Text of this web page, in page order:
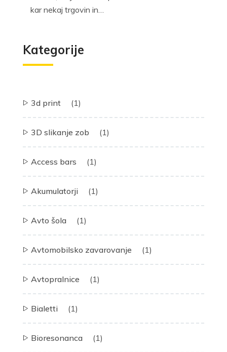
kar nekaj trgovin in…
Kategorije
3d print (1)
3D slikanje zob (1)
Access bars (1)
Akumulatorji (1)
Avto šola (1)
Avtomobilsko zavarovanje (1)
Avtopralnice (1)
Bialetti (1)
Bioresonanca (1)